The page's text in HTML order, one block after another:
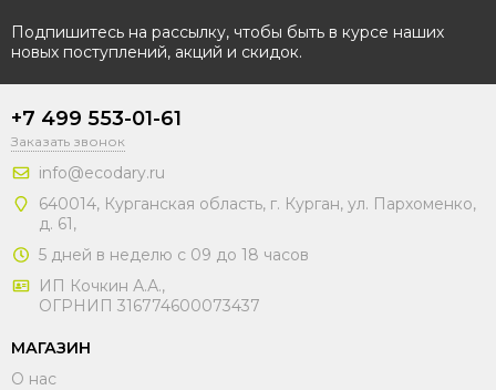
Подпишитесь на рассылку, чтобы быть в курсе наших
новых поступлений, акций и скидок.
+7 499 553-01-61
Заказать звонок
info@ecodary.ru
640014, Курганская область, г. Курган, ул. Пархоменко,
д. 61,
5 дней в неделю с 09 до 18 часов
ИП Кочкин А.А.,
ОГРНИП 316774600073437
МАГАЗИН
О нас